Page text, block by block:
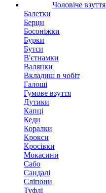
Чоловіче взуття
Балетки
Берци
Босоніжки
Бурки
Бутси
В'єтнамки
Валянки
Вкладиш в чобіт
Галоші
Гумове взуття
Дутики
Капці
Кеди
Коралки
Крокси
Кросівки
Мокасини
Сабо
Сандалі
Сліпони
Туфлі